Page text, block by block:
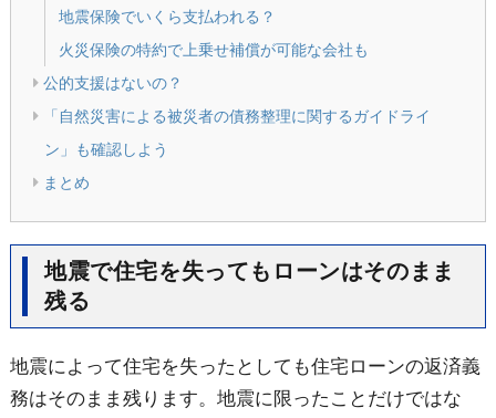
地震保険でいくら支払われる？
火災保険の特約で上乗せ補償が可能な会社も
公的支援はないの？
「自然災害による被災者の債務整理に関するガイドライ
ン」も確認しよう
まとめ
地震で住宅を失ってもローンはそのまま
残る
地震によって住宅を失ったとしても住宅ローンの返済義
務はそのまま残ります。地震に限ったことだけではな